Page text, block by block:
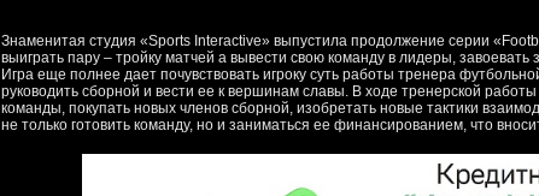
Знаменитая студия «Sports Interactive» выпустила продолжение серии
выиграть пару – тройку матчей а вывести свою команду в лидеры,
Игра еще полнее дает почувствовать игроку суть работы тренера
руководить сборной и вести ее к вершинам славы. В ходе тренерской
команды, покупать новых членов сборной, изобретать новые тактики
не только готовить команду, но и заниматься ее финансированием, что